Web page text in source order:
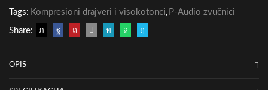
Tags: Kompresioni drajveri i visokotonci, P-Audio zvučnici
Share:
OPIS